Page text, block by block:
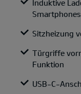
Induktive
Smartphones
Sitzheizung
Türgriffe
Funktion
USB-C-